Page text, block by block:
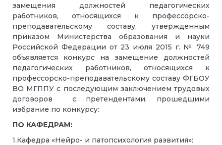
замещения должностей педагогических
работников, относящихся к профессорско-
преподавательскому составу, утвержденным
приказом Министерства образования и науки
Российской Федерации от 23 июля 2015 г. № 749
объявляется конкурс на замещение должностей
педагогических работников, относящихся к
профессорско-преподавательскому составу ФГБОУ
ВО МГППУ с последующим заключением трудовых
договоров с претендентами, прошедшими
избрание по конкурсу:
ПО КАФЕДРАМ:
1.Кафедра «Нейро- и патопсихология развития»: